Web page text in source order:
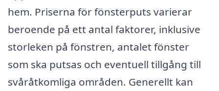
hem. Priserna för fönsterputs varierar
beroende på ett antal faktorer, inklusive
storleken på fönstren, antalet fönster
som ska putsas och eventuell tillgång till
svåråtkomliga områden. Generellt kan